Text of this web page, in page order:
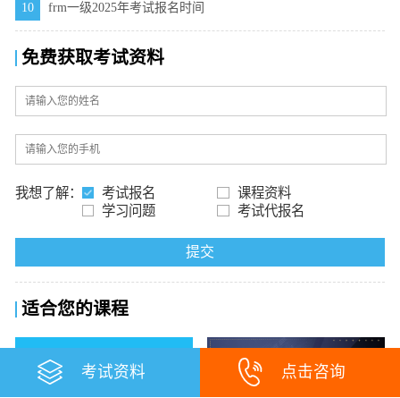
10 frm一级2025年考试报名时间
免费获取考试资料
我想了解： 考试报名
课程资料
学习问题
考试代报名
提交
适合您的课程
考试资料 点击咨询